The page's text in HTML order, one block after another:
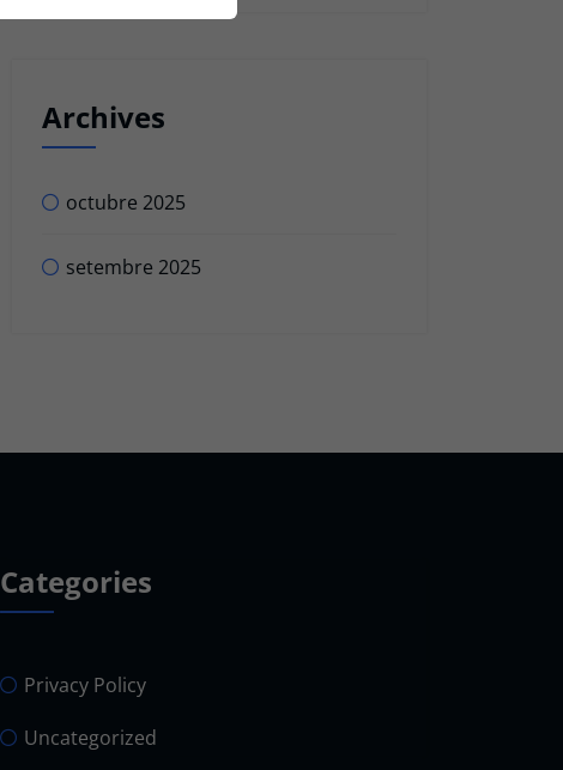
Archives
octubre 2025
setembre 2025
Categories
Privacy Policy
Uncategorized